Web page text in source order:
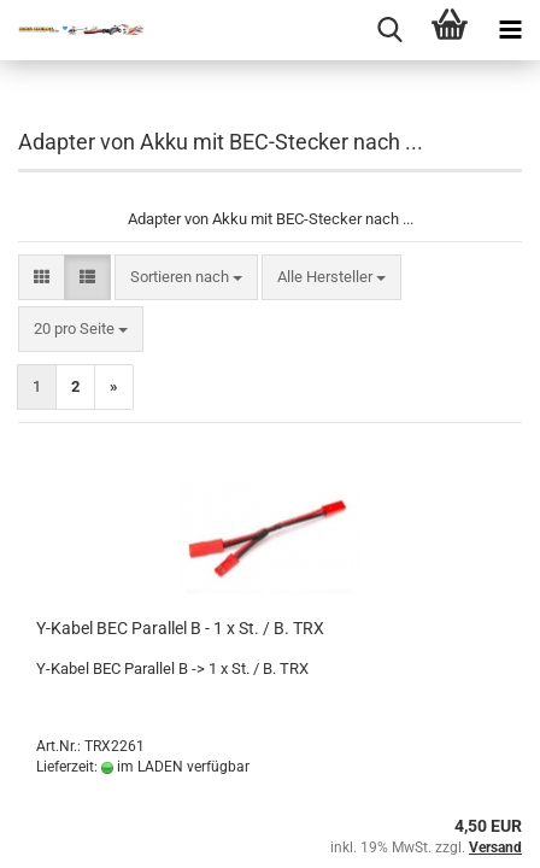
Adapter von Akku mit BEC-Stecker nach ...
Adapter von Akku mit BEC-Stecker nach ...
Sortieren nach
Sortieren nach Alle Hersteller
20 pro Seite
pro Seite
1 2 »
Y-Kabel BEC Parallel B - 1 x St. / B. TRX
Y-Kabel BEC Parallel B -> 1 x St. / B. TRX
Art.Nr.: TRX2261
Lieferzeit:
im LADEN verfügbar
4,50 EUR
inkl. 19% MwSt. zzgl. Versand